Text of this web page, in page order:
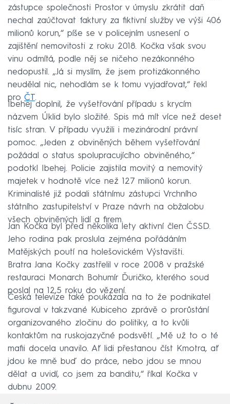
zástupce společnosti Prostor v úmyslu zkrátit daň
nechal zaúčtovat faktury za fiktivní služby ve výši 406
milionů korun,“ píše se v policejním usnesení o
zajištění nemovitosti z roku 2018. Kočka však svou
vinu odmítá, podle něj se ničeho nezákonného
nedopustil. „Já si myslím, že jsem protizákonného
neudělal nic, nehodlám se k tomu vyjadřovat,“ řekl
pro ČT.
Ibehej doplnil, že vyšetřování případu s krycím
názvem Úklid bylo složité. Spis má mít více než deset
tisíc stran. V případu využili i mezinárodní právní
pomoc. „Jeden z obviněných během vyšetřování
požádal o status spolupracujícího obviněného,“
podotkl Ibehej. Policie zajistila movitý a nemovitý
majetek v hodnotě více než 127 milionů korun.
Kriminalisté již podali státnímu zástupci Vrchního
státního zastupitelství v Praze návrh na obžalobu
všech obviněných lidí a firem.
Jan Kočka byl před několika lety aktivní člen ČSSD.
Jeho rodina pak proslula zejména pořádáním
Matějských poutí na holešovickém Výstavišti.
Bratra Jana Kočky zastřelil v roce 2008 v pražské
restauraci Monarch Bohumír Ďuričko, kterého soud
poslal na 12,5 roku do vězení.
Česká televize také poukázala na to že podnikatel
figuroval v takzvané Kubiceho zprávě o prorůstání
organizovaného zločinu do politiky, a to kvůli
kontaktům na ruskojazyčné podsvětí. „Mě už to o té
mafii docela unavilo. Ať lidi přestanou číst Kmotra, ať
jdou ke mně buď do práce, nebo jdou se mnou
dělat a uvidí, co jsem za banditu,“ říkal Kočka v
dubnu 2009.